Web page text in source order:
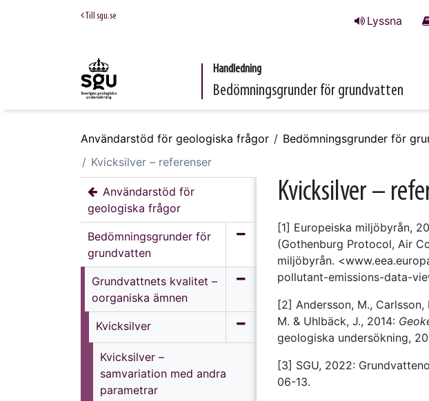
Till sgu.se Lyssna
Handledning
Bedömningsgrunder för grundvatten
Användarstöd för geologiska frågor Bedömningsgrunder för
Kvicksilver – referenser
Användarstöd för
geologiska frågor
Bedömningsgrunder för
grundvatten
Grundvattnets kvalitet –
oorganiska ämnen
Kvicksilver
Kvicksilver –
samvariation med andra
parametrar
Kvicksilver –
[1] Europeiska miljöbyrån,
(Gothenburg Protocol, Air
miljöbyrån.
pollutant-emissions-data-
[2] Andersson, M., Carlsson,
M. & Uhlbäck, J., 2014:
geologiska undersökning,
[3] SGU, 2022:
06-13.